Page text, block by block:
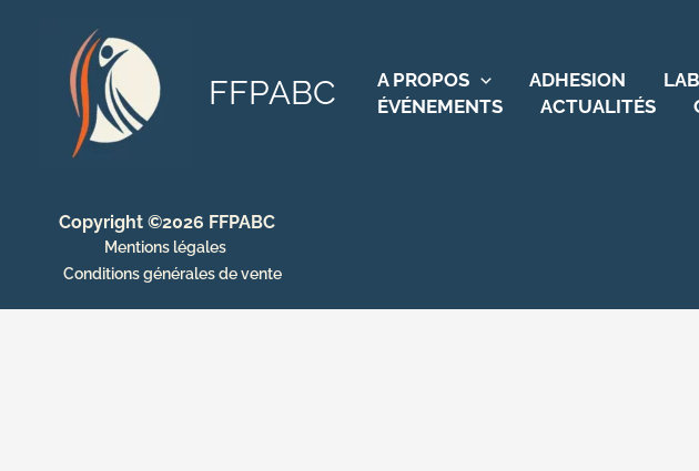
FFPABC A PROPOS ADHESION
ÉVÉNEMENTS
ACTUALITÉS
Copyright ©2026 FFPABC
Mentions légales
Conditions générales de vente